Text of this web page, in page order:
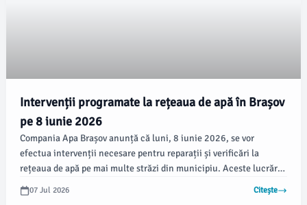
Intervenții programate la rețeaua de apă în Brașov
pe 8 iunie 2026
Compania Apa Brașov anunță că luni, 8 iunie 2026, se vor
efectua intervenții necesare pentru reparații și verificări la
rețeaua de apă pe mai multe străzi din municipiu. Aceste lucrări
ar putea cauza întreruperi temporare în alimentarea cu apă,
generând disconfort pentru cetățeni.
07 Jul 2026 Citește